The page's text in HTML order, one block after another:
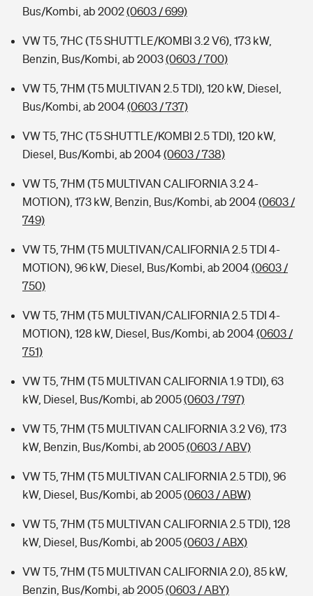
Bus/Kombi, ab 2002(0603 / 699)
VW T5, 7HC (T5 SHUTTLE/KOMBI 3.2 V6), 173 kW,
Benzin, Bus/Kombi, ab 2003(0603 / 700)
VW T5, 7HM (T5 MULTIVAN 2.5 TDI), 120 kW, Diesel,
Bus/Kombi, ab 2004(0603 / 737)
VW T5, 7HC (T5 SHUTTLE/KOMBI 2.5 TDI), 120 kW,
Diesel, Bus/Kombi, ab 2004(0603 / 738)
VW T5, 7HM (T5 MULTIVAN CALIFORNIA 3.2 4-
MOTION), 173 kW, Benzin, Bus/Kombi, ab 2004(0603 /
749)
VW T5, 7HM (T5 MULTIVAN/CALIFORNIA 2.5 TDI 4-
MOTION), 96 kW, Diesel, Bus/Kombi, ab 2004(0603 /
750)
VW T5, 7HM (T5 MULTIVAN/CALIFORNIA 2.5 TDI 4-
MOTION), 128 kW, Diesel, Bus/Kombi, ab 2004(0603 /
751)
VW T5, 7HM (T5 MULTIVAN CALIFORNIA 1.9 TDI), 63
kW, Diesel, Bus/Kombi, ab 2005(0603 / 797)
VW T5, 7HM (T5 MULTIVAN CALIFORNIA 3.2 V6), 173
kW, Benzin, Bus/Kombi, ab 2005(0603 / ABV)
VW T5, 7HM (T5 MULTIVAN CALIFORNIA 2.5 TDI), 96
kW, Diesel, Bus/Kombi, ab 2005(0603 / ABW)
VW T5, 7HM (T5 MULTIVAN CALIFORNIA 2.5 TDI), 128
kW, Diesel, Bus/Kombi, ab 2005(0603 / ABX)
VW T5, 7HM (T5 MULTIVAN CALIFORNIA 2.0), 85 kW,
Benzin, Bus/Kombi, ab 2005(0603 / ABY)